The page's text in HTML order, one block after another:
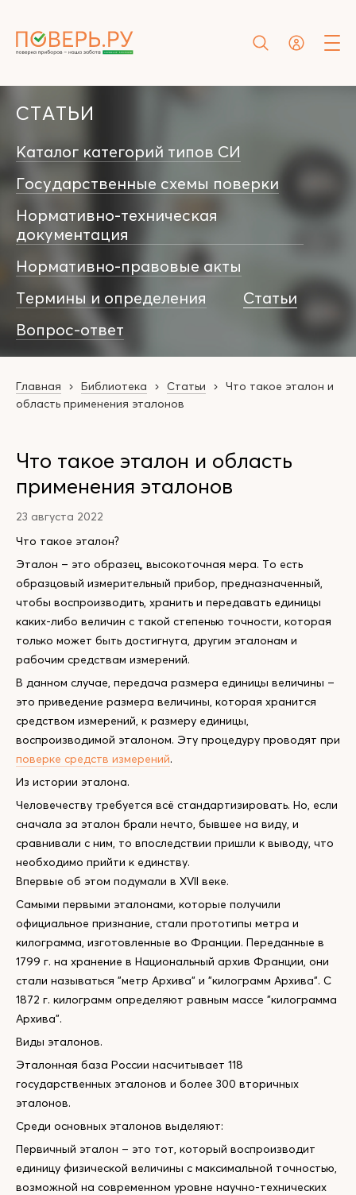
СТАТЬИ
Каталог категорий типов СИ
Государственные схемы поверки
Нормативно-техническая
документация
Нормативно-правовые акты
Термины и определения
Статьи
Вопрос-ответ
Главная Библиотека Статьи
Что такое эталон и
область применения эталонов
Что такое эталон и область
применения эталонов
23 августа 2022
Что такое эталон?
Эталон – это образец, высокоточная мера. То есть
образцовый измерительный прибор, предназначенный,
чтобы воспроизводить, хранить и передавать единицы
каких-либо величин с такой степенью точности, которая
только может быть достигнута, другим эталонам и
рабочим средствам измерений.
В данном случае, передача размера единицы величины –
это приведение размера величины, которая хранится
средством измерений, к размеру единицы,
воспроизводимой эталоном. Эту процедуру проводят при
поверке средств измерений.
Из истории эталона.
Человечеству требуется всё стандартизировать. Но, если
сначала за эталон брали нечто, бывшее на виду, и
сравнивали с ним, то впоследствии пришли к выводу, что
необходимо прийти к единству.
Впервые об этом подумали в XVII веке.
Самыми первыми эталонами, которые получили
официальное признание, стали прототипы метра и
килограмма, изготовленные во Франции. Переданные в
1799 г. на хранение в Национальный архив Франции, они
стали называться "метр Архива" и "килограмм Архива". С
1872 г. килограмм определяют равным массе "килограмма
Архива".
Виды эталонов.
Эталонная база России насчитывает 118
государственных эталонов и более 300 вторичных
эталонов.
Среди основных эталонов выделяют:
Первичный эталон – это тот, который воспроизводит
единицу физической величины с максимальной точностью,
возможной на современном уровне научно-технических